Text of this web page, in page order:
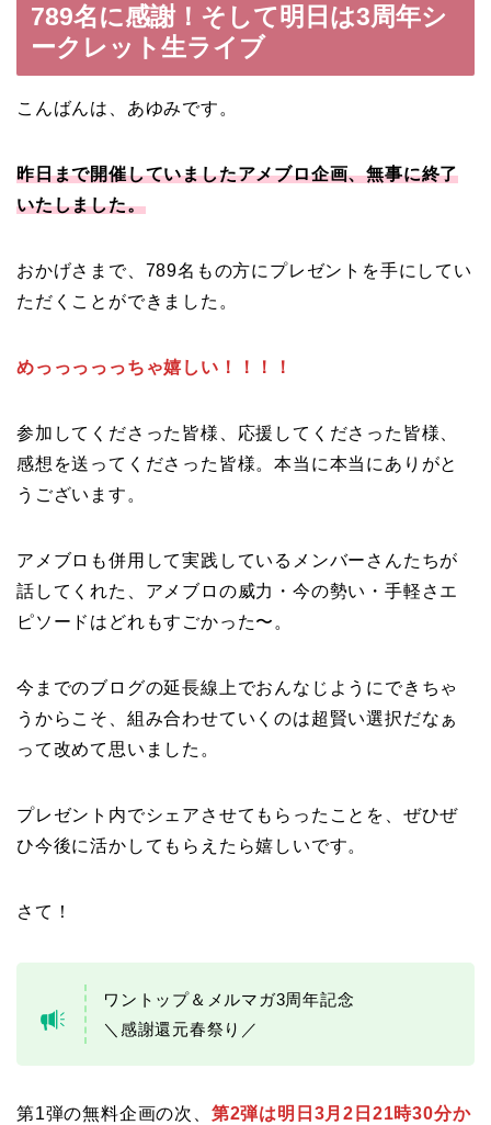
789名に感謝！そして明日は3周年シ
ークレット生ライブ
こんばんは、あゆみです。
昨日まで開催していましたアメブロ企画、無事に終了
いたしました。
おかげさまで、789名もの方にプレゼントを手にしてい
ただくことができました。
めっっっっっちゃ嬉しい！！！！
参加してくださった皆様、応援してくださった皆様、
感想を送ってくださった皆様。本当に本当にありがと
うございます。
アメブロも併用して実践しているメンバーさんたちが
話してくれた、アメブロの威力・今の勢い・手軽さエ
ピソードはどれもすごかった〜。
今までのブログの延長線上でおんなじようにできちゃ
うからこそ、組み合わせていくのは超賢い選択だなぁ
って改めて思いました。
プレゼント内でシェアさせてもらったことを、ぜひぜ
ひ今後に活かしてもらえたら嬉しいです。
さて！
ワントップ＆メルマガ3周年記念
＼感謝還元春祭り／
第1弾の無料企画の次、 第2弾は明日3月2日21時30分か